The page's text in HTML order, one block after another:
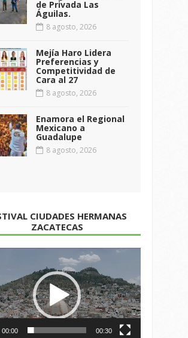
de Privada Las
Águilas.
8 agosto, 2026
Mejía Haro Lidera
Preferencias y
Competitividad de
Cara al 27
8 agosto, 2026
Enamora el Regional
Mexicano a
Guadalupe
8 agosto, 2026
CIUDADES HERMANAS
ZACATECAS
00:00 00:30